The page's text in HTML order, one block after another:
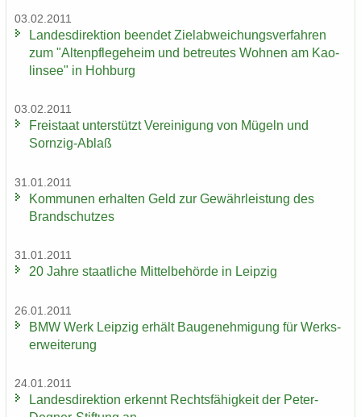
03.02.2011
Lan­des­di­rek­ti­on be­en­det Ziel­ab­wei­chungs­ver­fah­ren
zum "Al­ten­pfle­ge­heim und be­treu­tes Woh­nen am Kao­
lin­see" in Hoh­burg
03.02.2011
Frei­staat un­ter­stützt Ver­ei­ni­gung von Mü­geln und
Sornzig-​Ablaß
31.01.2011
Kom­mu­nen er­hal­ten Geld zur Ge­währ­leis­tung des
Brand­schut­zes
31.01.2011
20 Jahre staat­li­che Mit­tel­be­hör­de in Leip­zig
26.01.2011
BMW Werk Leip­zig er­hält Bau­ge­neh­mi­gung für Werks­
er­wei­te­rung
24.01.2011
Lan­des­di­rek­ti­on er­kennt Rechts­fä­hig­keit der Peter-​